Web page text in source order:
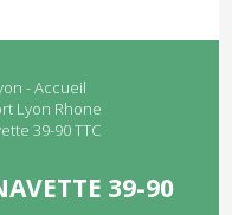
- Accueil
Lyon Rhone
39-90 TTC
39-90